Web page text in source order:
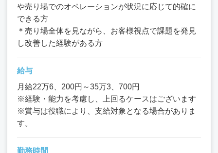
や売り場でのオペレーションが状況に応じて的確に
できる方
＊売り場全体を見ながら、お客様視点で課題を発見
し改善した経験がある方
給与
月給22万6、200円～35万3、700円
※経験・能力を考慮し、上回るケースはございます
※賞与は役職により、支給対象となる場合がありま
す。
勤務時間